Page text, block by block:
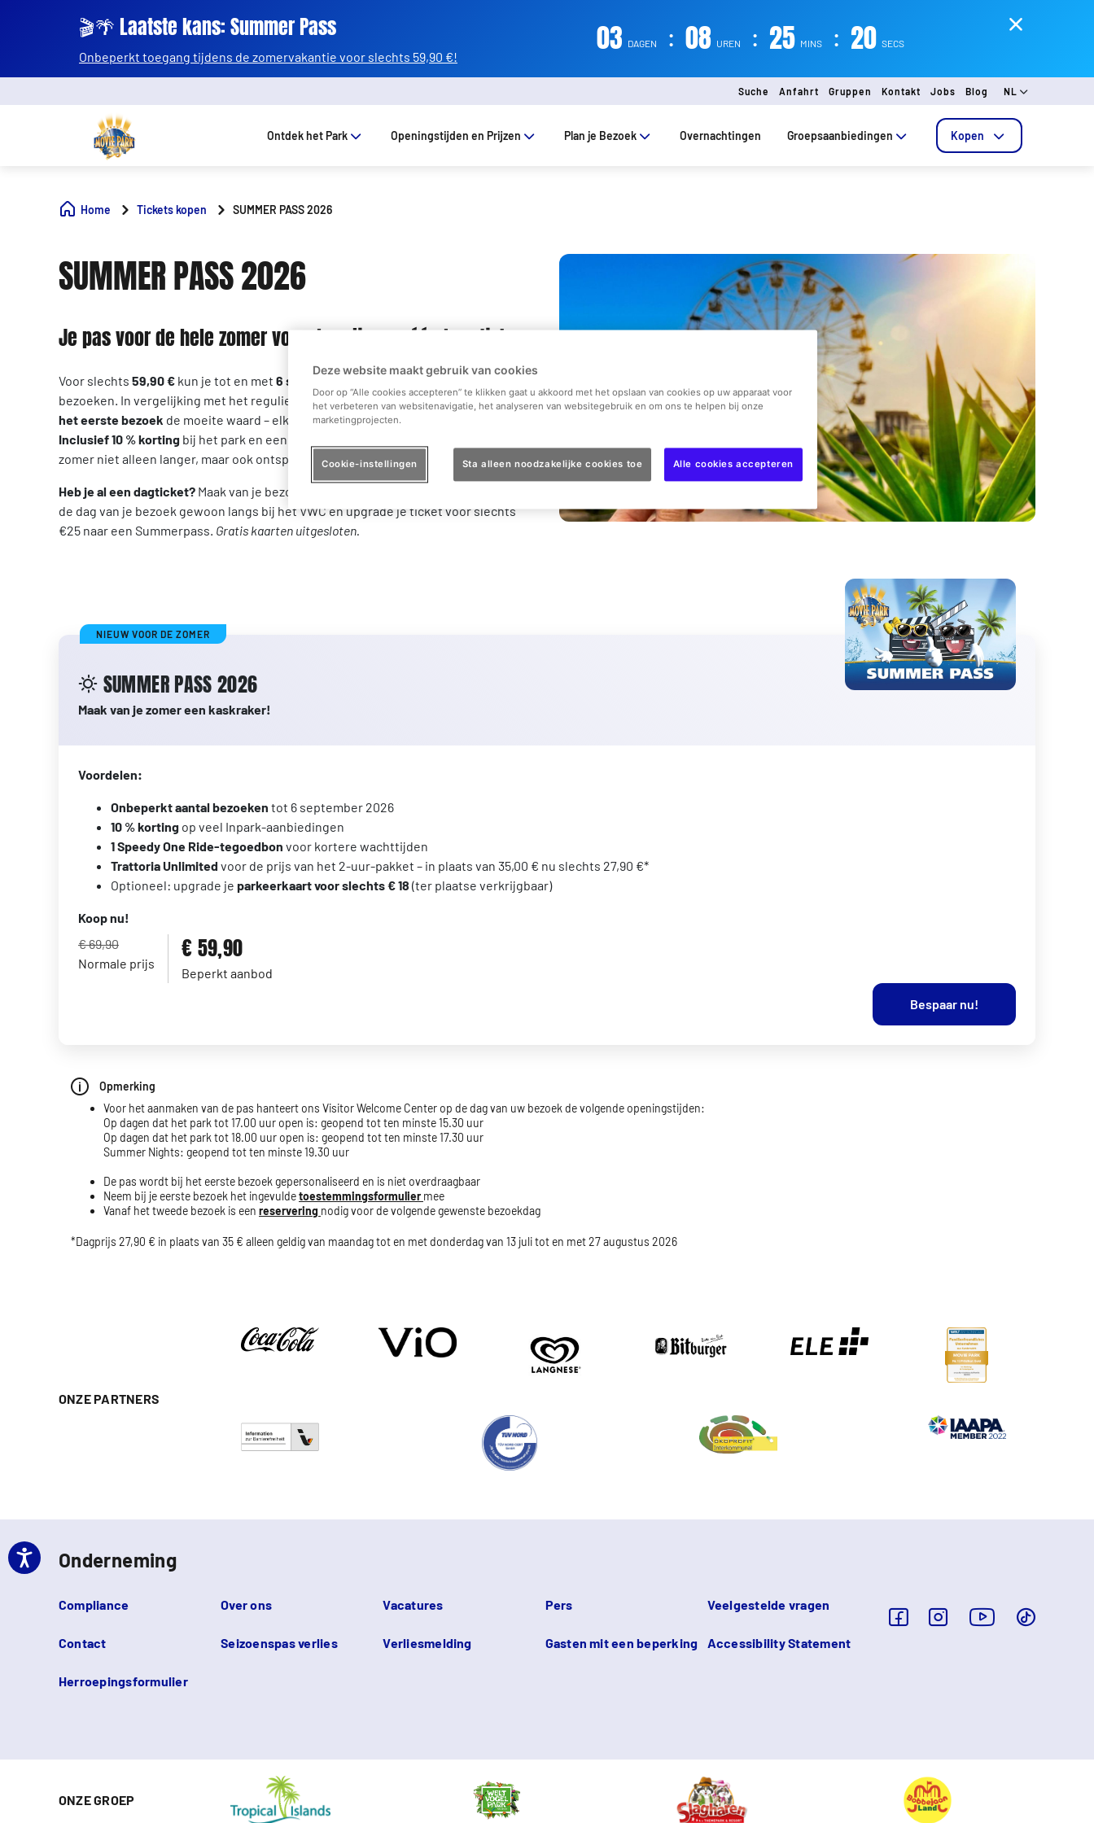
🎬🌴 Laatste kans: Summer Pass
Onbeperkt toegang tijdens de zomervakantie voor slechts 59,90 €! 03 DAGEN : 08 UREN : 25 MINS : 19 SECS
Suche Anfahrt Gruppen Kontakt Jobs Blog NL
Ontdek het Park Openingstijden en Prijzen Plan je Bezoek Overnachtingen Groepsaanbiedingen Kopen
Home Tickets kopen SUMMER PASS 2026
SUMMER PASS 2026
Je pas voor de hele zomer voor de prijs van één kaartje!
Voor slechts 59,90 € kun je tot en met 6 september 2026
onbeperkt het park
bezoeken. In vergelijking met het reguliere
dagkaartje van 59,90 €is de pas alvanaf
het eerste bezoek de moeite waard – elke extra dag is praktisch een bonus!
Inclusief 10 % korting bij het park en een
zomer niet alleen langer, maar ook ontspannender.
Heb je al een dagticket? Maak van je bezoek dan een echt serie‑hoogtepunt: kom op
de dag van je bezoek gewoon langs bij het VWC en upgrade je ticket voor slechts
€25 naar een Summerpass. Gratis kaarten uitgesloten.
NIEUW VOOR DE ZOMER
SUMMER PASS 2026
Maak van je zomer een kaskraker!
Voordelen:
Onbeperkt aantal bezoeken tot 6 september 2026
10 % korting op veel Inpark-aanbiedingen
1 Speedy One Ride-tegoedbon voor kortere wachttijden
Trattoria Unlimited voor de prijs van het 2-uur-pakket – in plaats van 35,00 € nu slechts 27,90 €*
Optioneel: upgrade je parkeerkaart voor slechts € 18 (ter plaatse verkrijgbaar)
Koop nu!
€ 69,90
Normale prijs
€ 59,90
Beperkt aanbod
Bespaar nu!
Opmerking
Voor het aanmaken van de pas hanteert ons Visitor Welcome Center op de dag van uw bezoek de volgende openingstijden:
Op dagen dat het park tot 17.00 uur open is: geopend tot ten minste 15.30 uur
Op dagen dat het park tot 18.00 uur open is: geopend tot ten minste 17.30 uur
Summer Nights: geopend tot ten minste 19.30 uur
De pas wordt bij het eerste bezoek gepersonaliseerd en is niet overdraagbaar
Neem bij je eerste bezoek het ingevuldetoestemmingsformulier mee
Vanaf het tweede bezoek is een reservering nodig voor de volgende gewenste bezoekdag
*Dagprijs 27,90 € in plaats van 35 € alleen geldig van maandag tot en met donderdag van 13 juli tot en met 27 augustus 2026
ONZE PARTNERS
Onderneming
Compliance Over ons Vacatures Pers Veelgestelde vragen
Contact Seizoenspas verlies Verliesmelding Gasten mit een beperking Accessibility Statement
Herroepingsformulier
ONZE GROEP
Deze website maakt gebruik van cookies
Door op “Alle cookies accepteren” te klikken gaat u akkoord met het opslaan van cookies op uw apparaat voor
het verbeteren van websitenavigatie, het analyseren van websitegebruik en om ons te helpen bij onze
marketingprojecten.
Cookie-instellingen Sta alleen noodzakelijke cookies toe Alle cookies accepteren